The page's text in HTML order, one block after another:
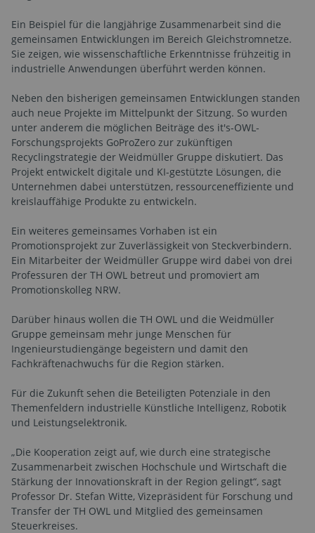
Ein Beispiel für die langjährige Zusammenarbeit sind die
gemeinsamen Entwicklungen im Bereich Gleichstromnetze.
Sie zeigen, wie wissenschaftliche Erkenntnisse frühzeitig in
industrielle Anwendungen überführt werden können.
Neben den bisherigen gemeinsamen Entwicklungen standen
auch neue Projekte im Mittelpunkt der Sitzung. So wurden
unter anderem die möglichen Beiträge des it's-OWL-
Forschungsprojekts GoProZero zur zukünftigen
Recyclingstrategie der Weidmüller Gruppe diskutiert. Das
Projekt entwickelt digitale und KI-gestützte Lösungen, die
Unternehmen dabei unterstützen, ressourceneffiziente und
kreislauffähige Produkte zu entwickeln.
Ein weiteres gemeinsames Vorhaben ist ein
Promotionsprojekt zur Zuverlässigkeit von Steckverbindern.
Ein Mitarbeiter der Weidmüller Gruppe wird dabei von drei
Professuren der TH OWL betreut und promoviert am
Promotionskolleg NRW.
Darüber hinaus wollen die TH OWL und die Weidmüller
Gruppe gemeinsam mehr junge Menschen für
Ingenieurstudiengänge begeistern und damit den
Fachkräftenachwuchs für die Region stärken.
Für die Zukunft sehen die Beteiligten Potenziale in den
Themenfeldern industrielle Künstliche Intelligenz, Robotik
und Leistungselektronik.
„Die Kooperation zeigt auf, wie durch eine strategische
Zusammenarbeit zwischen Hochschule und Wirtschaft die
Stärkung der Innovationskraft in der Region gelingt“, sagt
Professor Dr. Stefan Witte, Vizepräsident für Forschung und
Transfer der TH OWL und Mitglied des gemeinsamen
Steuerkreises.